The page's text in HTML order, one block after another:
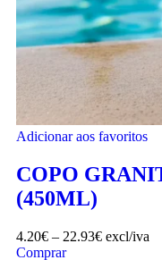
Adicionar aos favoritos
COPO
(450ML)
4.20€ – 22.93€ excl/iva
Comprar